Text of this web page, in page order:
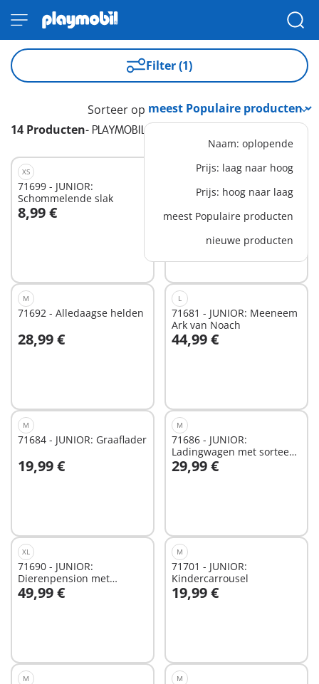
Filter (1)
14 Producten- PLAYMOBIL JUNIOR
Sorteer op
Naam: oplopende
Prijs: laag naar hoog
Prijs: hoog naar laag
meest Populaire producten
nieuwe producten
XS
71699 - JUNIOR:
Schommelende slak
8,99 €
In winkelwagen
71685 - JUNIOR:
Kiepwagen
19,99 €
In winkelwagen
M
71692 - Alledaagse helden
28,99 €
In winkelwagen
L
71681 - JUNIOR: Meeneem
Ark van Noach
44,99 €
In winkelwagen
M
71684 - JUNIOR: Graaflader
19,99 €
In winkelwagen
M
71686 - JUNIOR:
Ladingwagen met sorteer-
garage
29,99 €
In winkelwagen
XL
71690 - JUNIOR:
Dierenpension met
voerautomaat
49,99 €
In winkelwagen
M
71701 - JUNIOR:
Kindercarrousel
19,99 €
In winkelwagen
M M